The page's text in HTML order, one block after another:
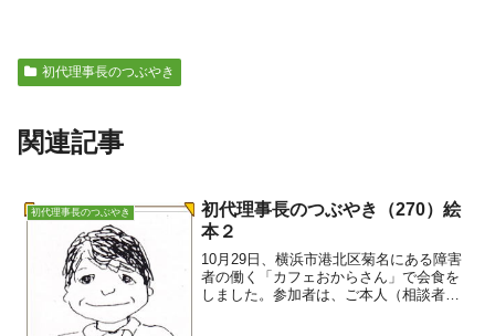
初代理事長のつぶやき
関連記事
初代理事長のつぶやき
初代理事長のつぶやき（270）絵
本２
10月29日、横浜市港北区菊名にある障害
者の働く「カフェおからさん」で会食を
しました。参加者は、ご本人（相談者）